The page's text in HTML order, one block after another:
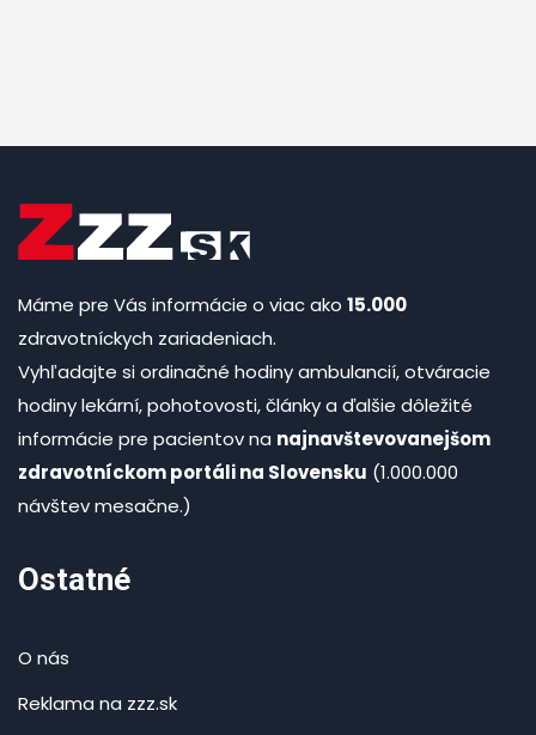
Máme pre Vás informácie o viac ako 15.000
zdravotníckych zariadeniach.
Vyhľadajte si ordinačné hodiny ambulancií, otváracie
hodiny lekární, pohotovosti, články a ďalšie dôležité
informácie pre pacientov na najnavštevovanejšom
zdravotníckom portáli na Slovensku (1.000.000
návštev mesačne.)
Ostatné
O nás
Reklama na zzz.sk